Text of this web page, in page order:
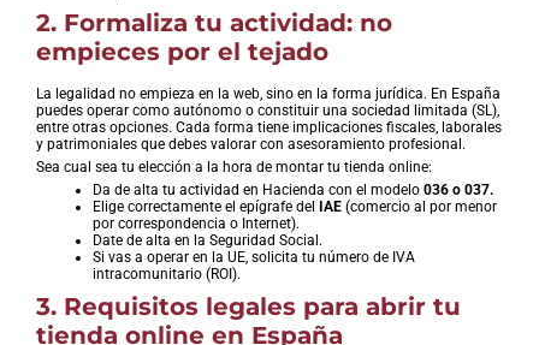
2. Formaliza tu actividad: no
empieces por el tejado
La legalidad no empieza en la web, sino en la forma jurídica. En España
puedes operar como autónomo o constituir una sociedad limitada (SL),
entre otras opciones. Cada forma tiene implicaciones fiscales, laborales
y patrimoniales que debes valorar con asesoramiento profesional.
Sea cual sea tu elección a la hora de montar tu tienda online:
Da de alta tu actividad en Hacienda con el modelo 036 o 037.
Elige correctamente el epígrafe del
IAE (comercio al por menor
por correspondencia o Internet).
Date de alta en la Seguridad Social.
Si vas a operar en la UE, solicita tu número de IVA
intracomunitario (ROI).
3. Requisitos legales para abrir tu
tienda online en España